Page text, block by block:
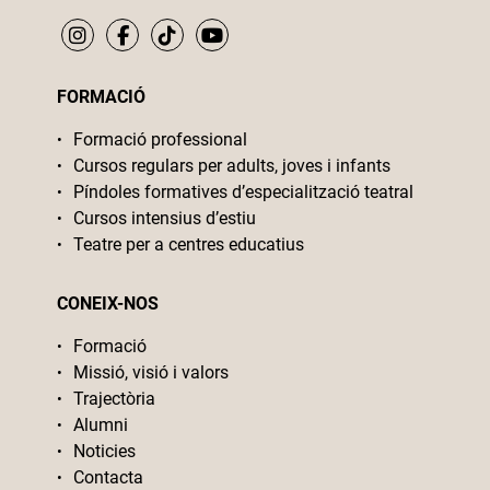
FORMACIÓ
Formació professional
Cursos regulars per adults, joves i infants
Píndoles formatives d’especialització teatral
Cursos intensius d’estiu
Teatre per a centres educatius
CONEIX-NOS
Formació
Missió, visió i valors
Trajectòria
Alumni
Noticies
Contacta